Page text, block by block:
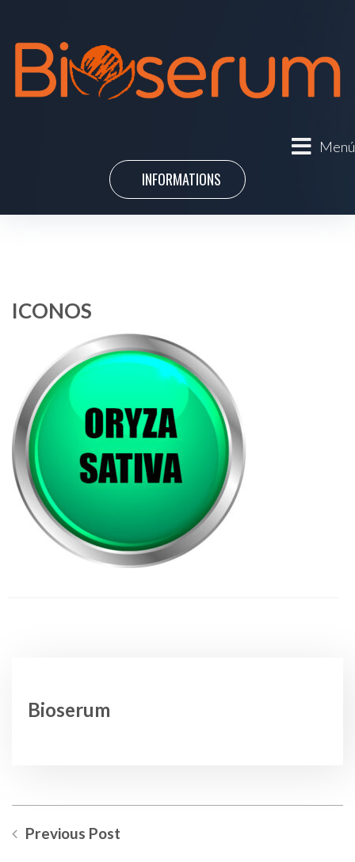
Menú
INFORMATIONS
ICONOS
Bioserum
Previous Post